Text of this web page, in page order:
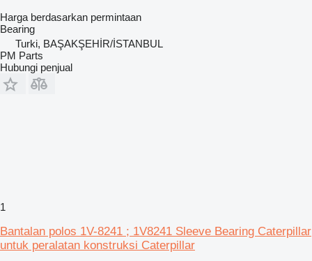
Harga berdasarkan permintaan
Bearing
Turki, BAŞAKŞEHİR/İSTANBUL
PM Parts
Hubungi penjual
1
Bantalan polos 1V-8241 ; 1V8241 Sleeve Bearing Caterpillar
untuk peralatan konstruksi Caterpillar